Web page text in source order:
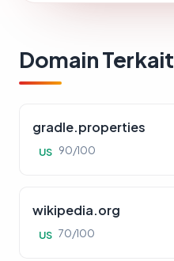
Domain Terkait
gradle.properties
US 90/100
wikipedia.org
US 70/100